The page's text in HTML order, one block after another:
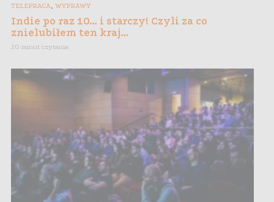
TELEPRACA, WYPRAWY
Indie po raz 10… i starczy! Czyli za co
znielubiłem ten kraj…
20 minut czytania